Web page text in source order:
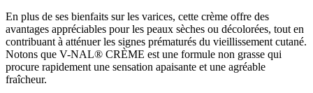
En plus de ses bienfaits sur les varices, cette crème offre des
avantages appréciables pour les peaux sèches ou décolorées, tout en
contribuant à atténuer les signes prématurés du vieillissement cutané.
Notons que V-NAL® CRÈME est une formule non grasse qui
procure rapidement une sensation apaisante et une agréable
fraîcheur.